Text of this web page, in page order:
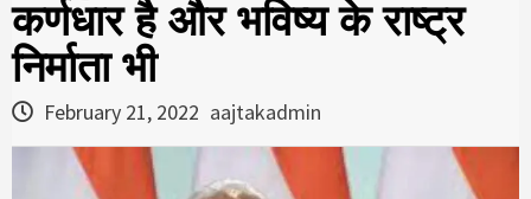
कर्णधार है और भविष्य के राष्ट्र
निर्माता भी
February 21, 2022 aajtakadmin